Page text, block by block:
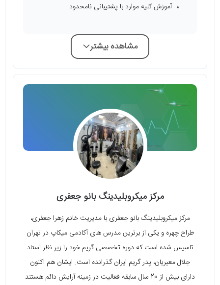
آموزش کلیه موارد با پشتیبانی نامحدود
مشاهده بیشتر
مرکز میکروبلیدینگ بانو جعفری
مرکز میکروبلیدینگ بانو جعفری با مدیریت خانم زهرا جعفری،
طراح چهره و یکی از برترین مدرس‌ های آکادمی میکاپ در تهران
تاسیس شده است که دوره تخصصی گریم خود را زیر نظر استاد
جلال معیریان، پدر گریم ایران گذرانده است. ایشان هم اکنون
دارای بیش از 20 سال سابقه فعالیت در زمینه آرایش دائم هستند